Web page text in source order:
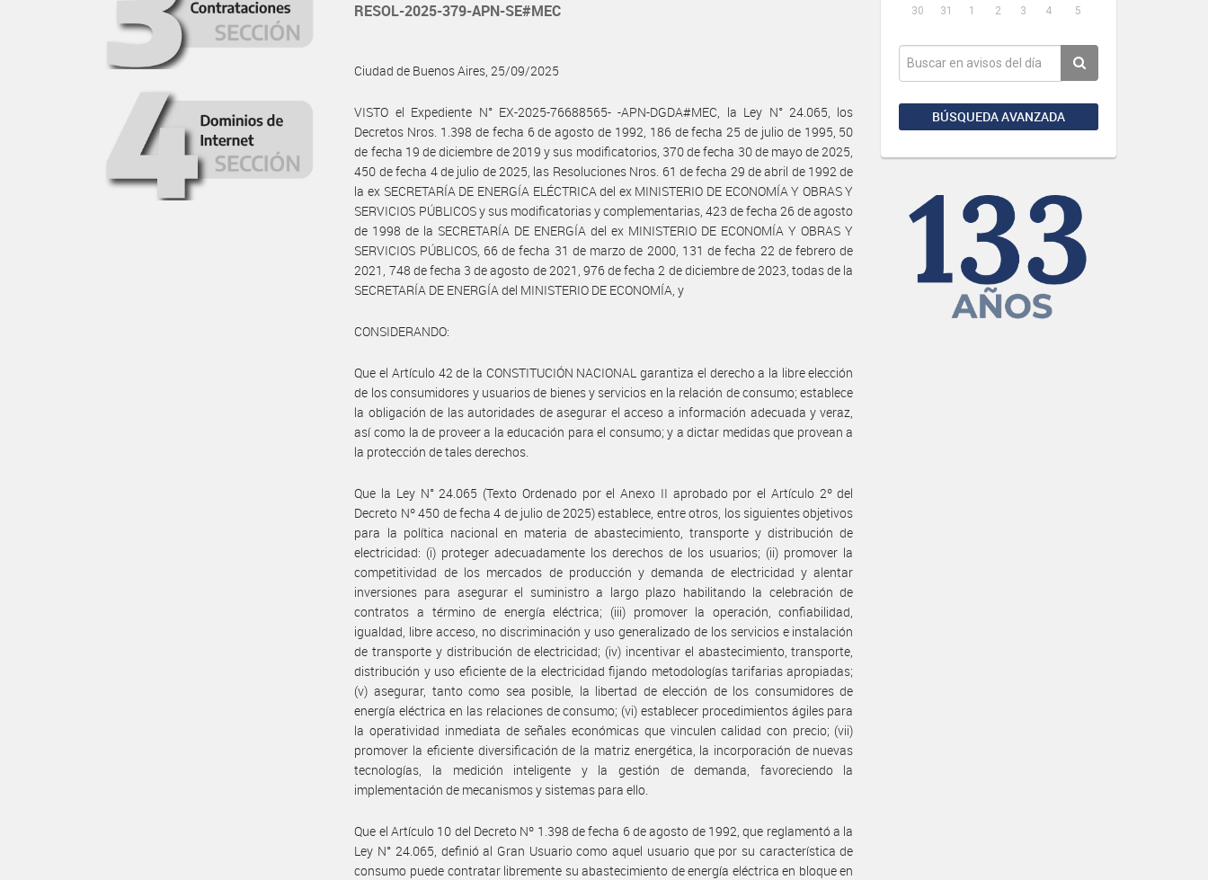
30
31 1 2 3 4 5
BÚSQUEDA AVANZADA
RESOL-2025-379-APN-SE#MEC
Ciudad de Buenos Aires, 25/09/2025
VISTO el Expediente N° EX-2025-76688565- -APN-DGDA#MEC, la Ley N° 24.065, los
Decretos Nros. 1.398 de fecha 6 de agosto de 1992, 186 de fecha 25 de julio de 1995, 50
de fecha 19 de diciembre de 2019 y sus modificatorios, 370 de fecha 30 de mayo de 2025,
450 de fecha 4 de julio de 2025, las Resoluciones Nros. 61 de fecha 29 de abril de 1992 de
la ex SECRETARÍA DE ENERGÍA ELÉCTRICA del ex MINISTERIO DE ECONOMÍA Y OBRAS Y
SERVICIOS PÚBLICOS y sus modificatorias y complementarias, 423 de fecha 26 de agosto
de 1998 de la SECRETARÍA DE ENERGÍA del ex MINISTERIO DE ECONOMÍA Y OBRAS Y
SERVICIOS PÚBLICOS, 66 de fecha 31 de marzo de 2000, 131 de fecha 22 de febrero de
2021, 748 de fecha 3 de agosto de 2021, 976 de fecha 2 de diciembre de 2023, todas de la
SECRETARÍA DE ENERGÍA del MINISTERIO DE ECONOMÍA, y
CONSIDERANDO:
Que el Artículo 42 de la CONSTITUCIÓN NACIONAL garantiza el derecho a la libre elección
de los consumidores y usuarios de bienes y servicios en la relación de consumo; establece
la obligación de las autoridades de asegurar el acceso a información adecuada y veraz,
así como la de proveer a la educación para el consumo; y a dictar medidas que provean a
la protección de tales derechos.
Que la Ley N° 24.065 (Texto Ordenado por el Anexo II aprobado por el Artículo 2º del
Decreto Nº 450 de fecha 4 de julio de 2025) establece, entre otros, los siguientes objetivos
para la política nacional en materia de abastecimiento, transporte y distribución de
electricidad: (i) proteger adecuadamente los derechos de los usuarios; (ii) promover la
competitividad de los mercados de producción y demanda de electricidad y alentar
inversiones para asegurar el suministro a largo plazo habilitando la celebración de
contratos a término de energía eléctrica; (iii) promover la operación, confiabilidad,
igualdad, libre acceso, no discriminación y uso generalizado de los servicios e instalación
de transporte y distribución de electricidad; (iv) incentivar el abastecimiento, transporte,
distribución y uso eficiente de la electricidad fijando metodologías tarifarias apropiadas;
(v) asegurar, tanto como sea posible, la libertad de elección de los consumidores de
energía eléctrica en las relaciones de consumo; (vi) establecer procedimientos ágiles para
la operatividad inmediata de señales económicas que vinculen calidad con precio; (vii)
promover la eficiente diversificación de la matriz energética, la incorporación de nuevas
tecnologías, la medición inteligente y la gestión de demanda, favoreciendo la
implementación de mecanismos y sistemas para ello.
Que el Artículo 10 del Decreto Nº 1.398 de fecha 6 de agosto de 1992, que reglamentó a la
Ley N° 24.065, definió al Gran Usuario como aquel usuario que por su característica de
consumo puede contratar libremente su abastecimiento de energía eléctrica en bloque en